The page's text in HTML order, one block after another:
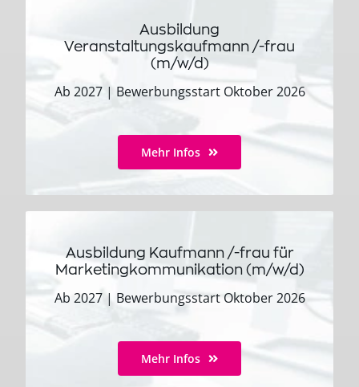
Ausbildung
Veranstaltungskaufmann /-frau
(m/w/d)
Ab 2027 | Bewerbungsstart Oktober 2026
Mehr Infos
Ausbildung Kaufmann /-frau für
Marketingkommunikation (m/w/d)
Ab 2027 | Bewerbungsstart Oktober 2026
Mehr Infos